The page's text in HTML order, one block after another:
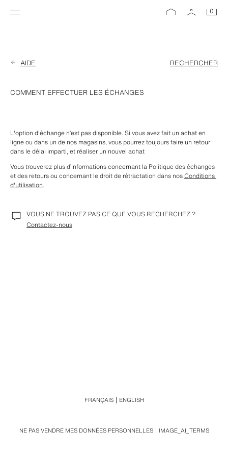
0
AIDE RECHERCHER
COMMENT EFFECTUER LES ÉCHANGES
L'option d'échange n’est pas disponible. Si vous avez fait un achat en
ligne ou dans un de nos magasins, vous pourrez toujours faire un retour
dans le délai imparti, et réaliser un nouvel achat
Vous trouverez plus d’informations concernant la Politique des échanges
et des retours ou concernant le droit de rétractation dans nos Conditions
d'utilisation.
VOUS NE TROUVEZ PAS CE QUE VOUS RECHERCHEZ ?
Contactez-nous
NE PAS VENDRE MES DONNÉES PERSONNELLES IMAGE_AI_TERMS
FRANÇAIS ENGLISH